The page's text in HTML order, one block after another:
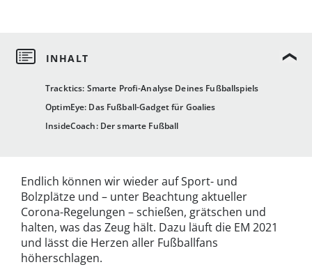
Tracktics: Smarte Profi-Analyse Deines Fußballspiels
OptimEye: Das Fußball-Gadget für Goalies
InsideCoach: Der smarte Fußball
Endlich können wir wieder auf Sport- und
Bolzplätze und – unter Beachtung aktueller
Corona-Regelungen – schießen, grätschen und
halten, was das Zeug hält. Dazu läuft die EM 2021
und lässt die Herzen aller Fußballfans
höherschlagen.